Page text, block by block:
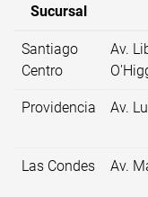
Sucursal
Santiago
Centro
Av.
Providencia Av.
Las Condes Av.